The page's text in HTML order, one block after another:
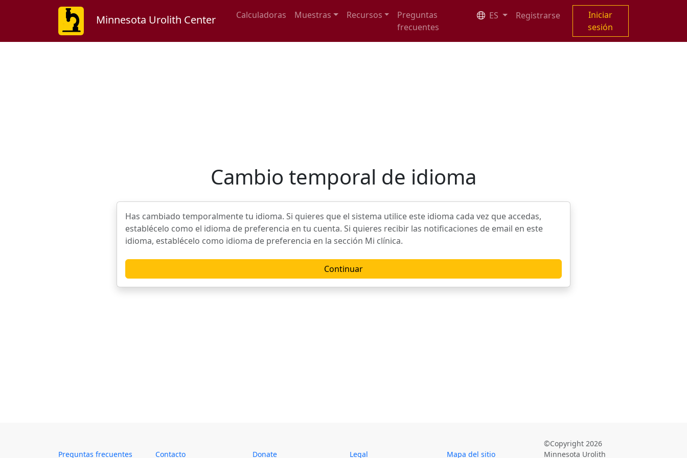
Minnesota Urolith Center Calculadoras Muestras Recursos
Preguntas
frecuentes
ES Registrarse
Iniciar
sesión
Cambio temporal de idioma
Has cambiado temporalmente tu idioma. Si quieres que el sistema utilice este idioma cada vez que accedas,
establécelo como el idioma de preferencia en tu cuenta. Si quieres recibir las notificaciones de email en este
idioma, establécelo como idioma de preferencia en la sección Mi clínica.
Continuar
Preguntas frecuentes Contacto Donate Legal Mapa del sitio
©Copyright 2026
Minnesota Urolith